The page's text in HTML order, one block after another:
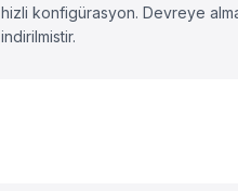
hizli konfigürasyon. Devreye
indirilmistir.